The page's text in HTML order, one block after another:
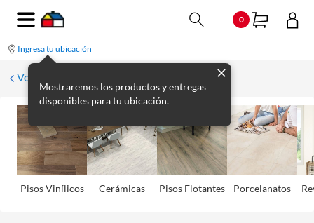
0
Ingresa tu ubicación
Mostraremos los productos y entregas
disponibles para tu ubicación.
Volver
Pisos Viní­licos Cerámicas Pisos Flotantes Porcelanatos